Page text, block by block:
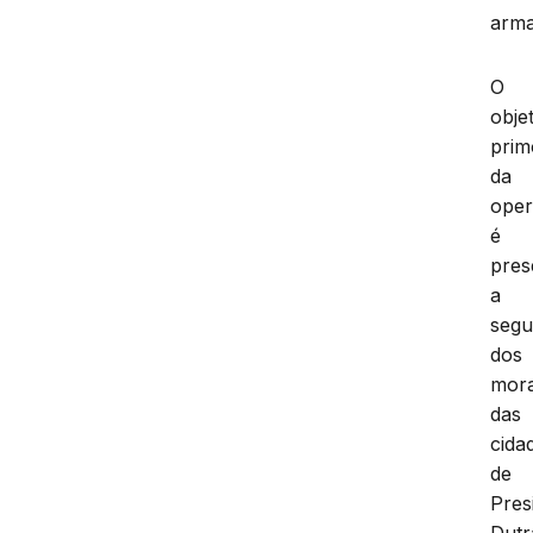
O
da
é
a
dos
das
de